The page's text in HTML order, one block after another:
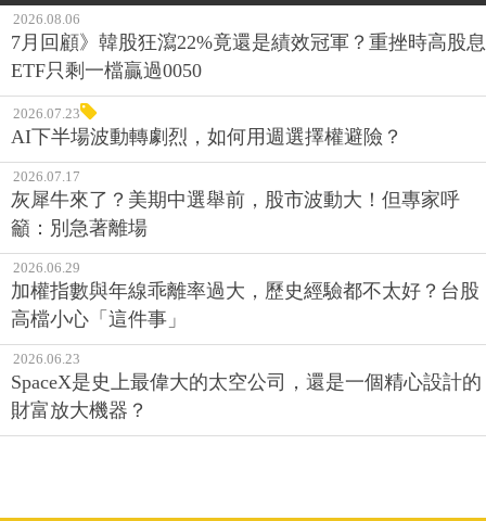
2026.08.06
7月回顧》韓股狂瀉22%竟還是績效冠軍？重挫時高股息
ETF只剩一檔贏過0050
2026.07.23
AI下半場波動轉劇烈，如何用週選擇權避險？
2026.07.17
灰犀牛來了？美期中選舉前，股市波動大！但專家呼
籲：別急著離場
2026.06.29
加權指數與年線乖離率過大，歷史經驗都不太好？台股
高檔小心「這件事」
2026.06.23
SpaceX是史上最偉大的太空公司，還是一個精心設計的
財富放大機器？